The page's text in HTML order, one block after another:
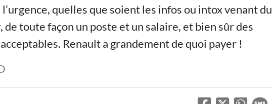
quelles que soient les infos ou intox venant du
de toute façon un poste et un salaire, et bien sûr des
Renault a grandement de quoi payer !